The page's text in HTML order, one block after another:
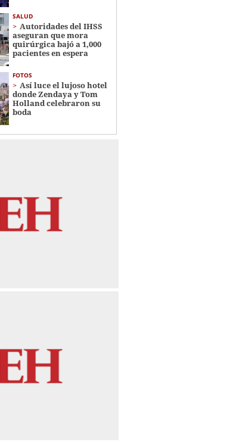
SALUD
Autoridades del IHSS
aseguran que mora
quirúrgica bajó a 1,000
pacientes en espera
FOTOS
Así luce el lujoso hotel
donde Zendaya y Tom
Holland celebraron su
boda